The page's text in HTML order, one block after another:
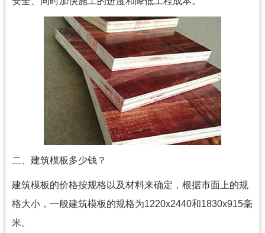
二、建筑模板多少钱？
建筑模板的价格按规格以及材料来确定，根据市面上的规
格大小，一般建筑模板的规格为1220x2440和1830x915毫
米。